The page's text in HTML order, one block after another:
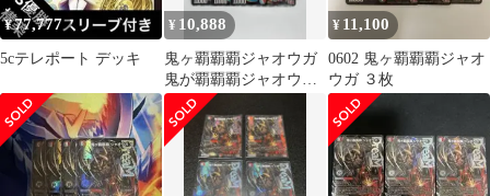
¥77,777
5cテレポート デッキ
¥ 10,888
鬼ヶ覇覇覇ジャオウガ
鬼が覇覇覇ジャオウ
ガ 匿名配送 3枚
¥ 11,100
0602 鬼ヶ覇覇覇ジャオ
ウガ ３枚